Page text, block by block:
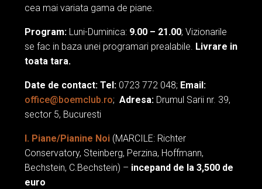
Pianine Pret
Piane Noi
Piane Clasice Bechstein
Piane Clasice C. Bechstein
Piane cu Coada Hoffmann
cea mai variata gama de piane.
Program:Luni-Duminica: 9.00 – 21.00; Vizionarile
se fac in baza unei programari prealabile. Livrare in
toata tara.
Date de contact: Tel:0723 772 048; Email:
office@boemclub.ro; Adresa:Drumul Sarii nr. 39,
sector 5, Bucuresti
I. Piane/Pianine Noi (MARCILE: Richter
Conservatory, Steinberg, Perzina, Hoffmann,
Bechstein, C.Bechstein) – incepand de la 3,500 de
euro